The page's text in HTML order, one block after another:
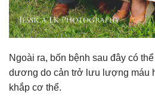
Ngoài ra, bốn bệnh sau đây có
dương do cản trở lưu lượng máu
khắp cơ thể.